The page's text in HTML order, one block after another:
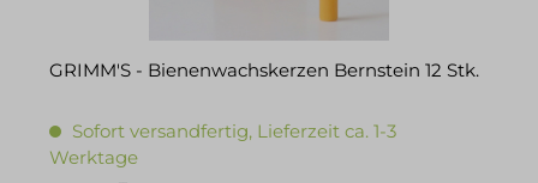
GRIMM'S - Bienenwachskerzen Bernstein 12 Stk.
Sofort versandfertig, Lieferzeit ca. 1-3
Werktage